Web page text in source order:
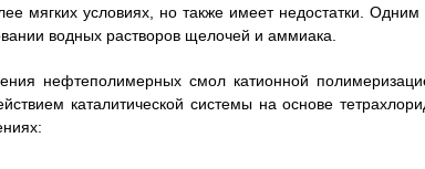
мягких условиях, но также имеет недостатки. Одним
водных растворов щелочей и аммиака.
нефтеполимерных смол катионной
каталитической системы на основе